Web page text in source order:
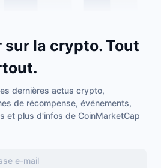
sur la crypto. Tout
dernières actus crypto,
de récompense, événements,
et plus d'infos de CoinMarketCap